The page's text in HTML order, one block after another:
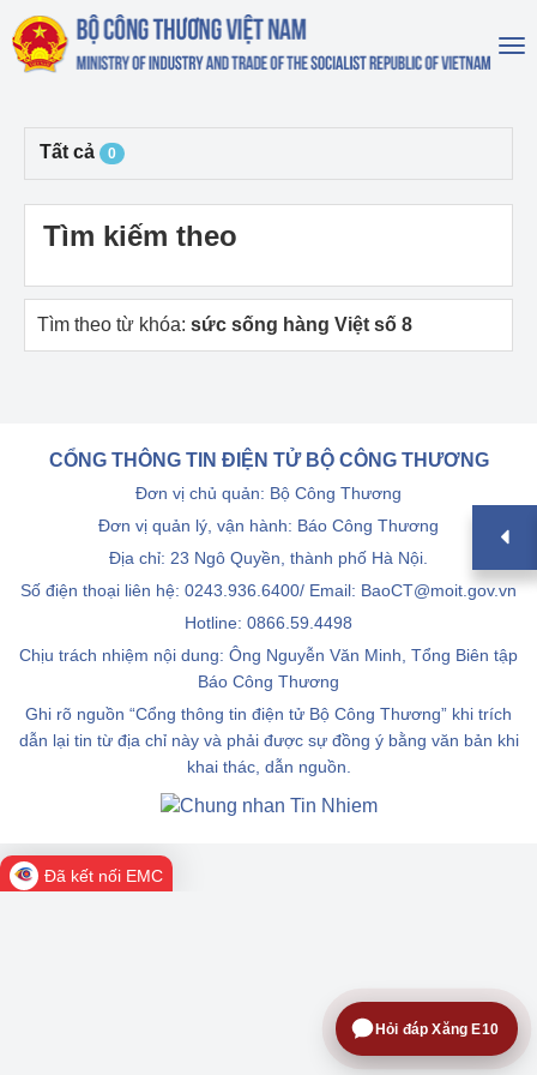
Tất cả 0
Tìm kiếm theo
Tìm theo từ khóa: sức sống hàng Việt số 8
CỔNG THÔNG TIN ĐIỆN TỬ BỘ CÔNG THƯƠNG
Đơn vị chủ quản: Bộ Công Thương
Đơn vị quản lý, vận hành: Báo Công Thương
Địa chỉ: 23 Ngô Quyền, thành phố Hà Nội.
Số điện thoại liên hệ: 0243.936.6400/ Email: BaoCT@moit.gov.vn
Hotline: 0866.59.4498
Chịu trách nhiệm nội dung: Ông Nguyễn Văn Minh, Tổng Biên tập
Báo Công Thương
Ghi rõ nguồn “Cổng thông tin điện tử Bộ Công Thương” khi trích
dẫn lại tin từ địa chỉ này và phải được sự đồng ý bằng văn bản khi
khai thác, dẫn nguồn.
Hỏi đáp Xăng E10
Đã kết nối EMC